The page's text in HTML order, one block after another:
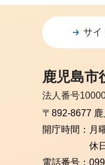
サイ
鹿児島市
法人番号
〒892-8677
開庁時間： 月
休
電話番号：